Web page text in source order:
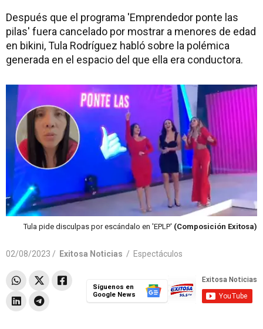
Después que el programa 'Emprendedor ponte las
pilas' fuera cancelado por mostrar a menores de edad
en bikini, Tula Rodríguez habló sobre la polémica
generada en el espacio del que ella era conductora.
Tula pide disculpas por escándalo en 'EPLP' (Composición Exitosa)
02/08/2023 / Exitosa Noticias / Espectáculos
Síguenos en
Google News